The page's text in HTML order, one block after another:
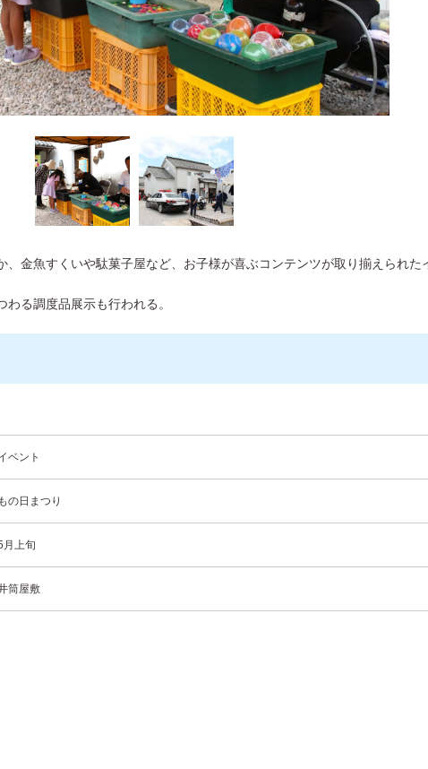
金魚すくいや駄菓子屋など、お子様が喜ぶコンテンツが取り揃えられた
る調度品展示も行われる。
ベント
の日まつり
月上旬
筒屋敷